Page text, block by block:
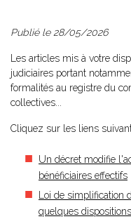
Publié le 28/05/2026
Les articles mis à votre
judiciaires portant
formalités au registre du
collectives...
Cliquez sur les liens
Un décret modifie
bénéficiaires effectifs
Loi de simplification
quelques